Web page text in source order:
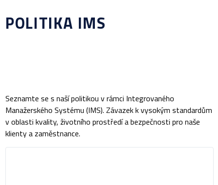
POLITIKA IMS
Seznamte se s naší politikou v rámci Integrovaného
Manažerského Systému (IMS). Závazek k vysokým standardům
v oblasti kvality, životního prostředí a bezpečnosti pro naše
klienty a zaměstnance.